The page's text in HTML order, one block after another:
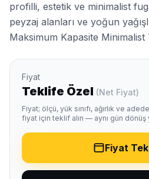
profilli, estetik ve minimalist
peyzaj alanları ve yoğun
Maksimum Kapasite Minimalist
Fiyat
Teklife Özel (Net Fiyat)
Fiyat; ölçü, yük sınıfı, ağırlık ve
fiyat için teklif alın — aynı gün dönüş
Fiyat